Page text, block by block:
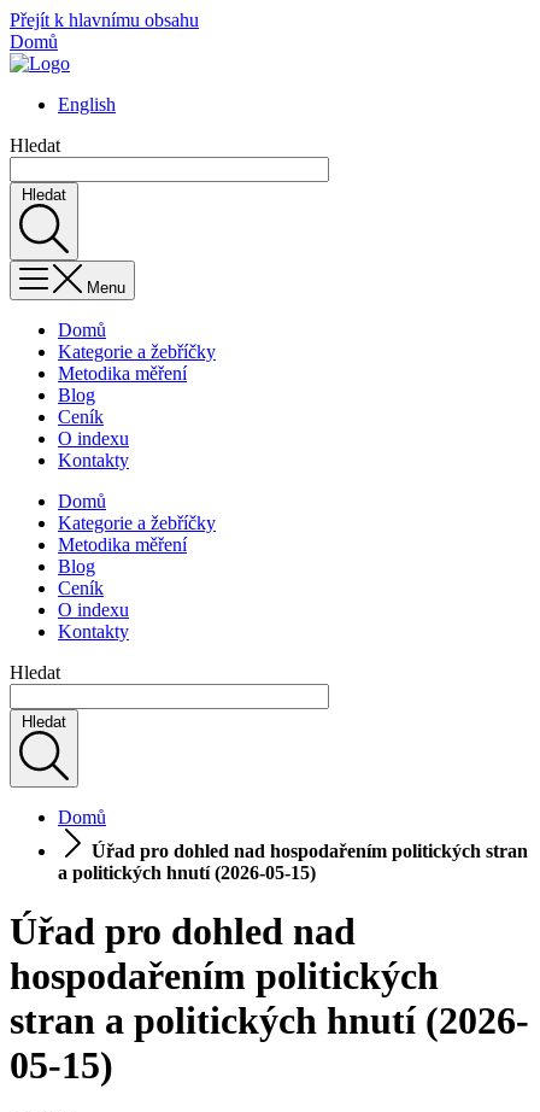
Přejít k hlavnímu obsahu
Domů
English
Hledat
Hledat
Menu
Domů
Kategorie a žebříčky
Metodika měření
Blog
Ceník
O indexu
Kontakty
Domů
Kategorie a žebříčky
Metodika měření
Blog
Ceník
O indexu
Kontakty
Hledat
Hledat
Domů
Úřad pro dohled nad hospodařením politických stran
a politických hnutí (2026-05-15)
Úřad pro dohled nad
hospodařením politických
stran a politických hnutí (2026-
05-15)